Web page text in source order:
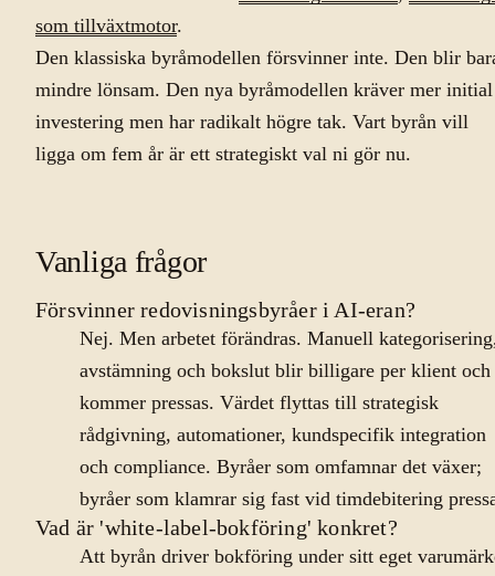
som tillväxtmotor.
Den klassiska byråmodellen försvinner inte. Den blir
mindre lönsam. Den nya byråmodellen kräver mer initial
investering men har radikalt högre tak. Vart byrån vill
ligga om fem år är ett strategiskt val ni gör nu.
Vanliga frågor
Försvinner redovisningsbyråer i AI-eran?
Nej. Men arbetet förändras. Manuell
avstämning och bokslut blir billigare per klient och
kommer pressas. Värdet flyttas till strategisk
rådgivning, automationer, kundspecifik integration
och compliance. Byråer som omfamnar det växer;
byråer som klamrar sig fast vid timdebitering
Vad är 'white-label-bokföring' konkret?
Att byrån driver bokföring under sitt eget